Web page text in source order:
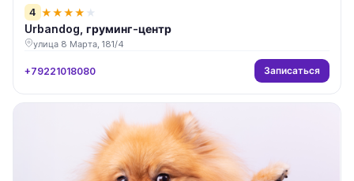
4 ★★★★ ★
Urbandog, груминг-центр
улица 8 Марта, 181/4
+79221018080 Записаться